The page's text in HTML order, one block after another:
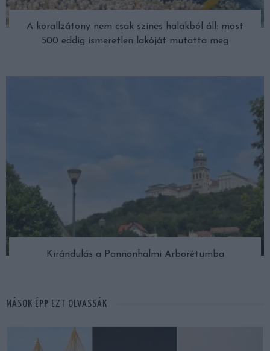
A korallzátony nem csak színes halakból áll: most
500 eddig ismeretlen lakóját mutatta meg
Kirándulás a Pannonhalmi Arborétumba
MÁSOK ÉPP EZT OLVASSÁK